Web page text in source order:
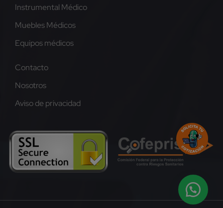
Instrumental Médico
Muebles Médicos
Equipos médicos
Contacto
Nosotros
Aviso de privacidad